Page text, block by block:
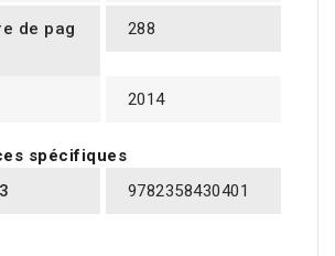
de pag
288
2014
spécifiques
9782358430401